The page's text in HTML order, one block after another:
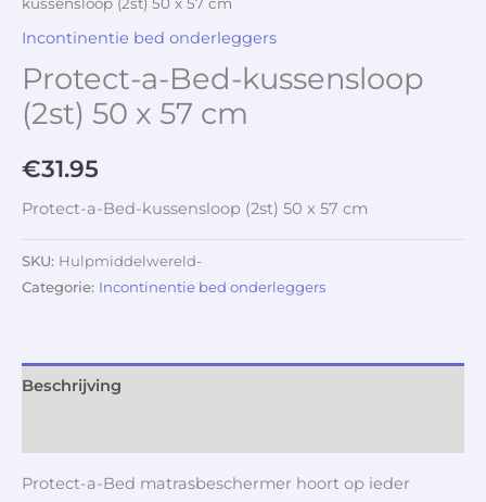
Incontinentie bed onderleggers
Protect-a-Bed-kussensloop
(2st) 50 x 57 cm
€31.95
Protect-a-Bed-kussensloop (2st) 50 x 57 cm
SKU: Hulpmiddelwereld-
Categorie: Incontinentie bed onderleggers
Beschrijving
Protect-a-Bed matrasbeschermer hoort op ieder